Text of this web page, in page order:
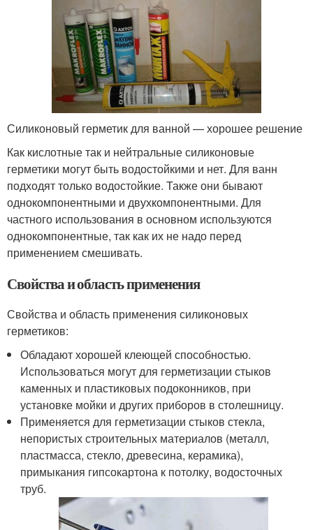
Силиконовый герметик для ванной — хорошее решение
Как кислотные так и нейтральные силиконовые
герметики могут быть водостойкими и нет. Для ванн
подходят только водостойкие. Также они бывают
однокомпонентными и двухкомпонентными. Для
частного использования в основном используются
однокомпонентные, так как их не надо перед
применением смешивать.
Свойства и область применения
Свойства и область применения силиконовых
герметиков:
Обладают хорошей клеющей способностью.
Использоваться могут для герметизации стыков
каменных и пластиковых подоконников, при
установке мойки и других приборов в столешницу.
Применяется для герметизации стыков стекла,
непористых строительных материалов (металл,
пластмасса, стекло, древесина, керамика),
примыкания гипсокартона к потолку, водосточных
труб.